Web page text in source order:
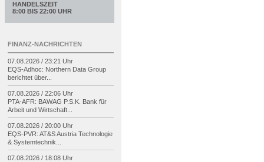
HANDELSZEIT
8:00 BIS 22:00 UHR
FINANZ-NACHRICHTEN
07.08.2026 / 23:21 Uhr
EQS-Adhoc: Northern Data Group
berichtet über...
07.08.2026 / 22:06 Uhr
PTA-AFR: BAWAG P.S.K. Bank für
Arbeit und Wirtschaft...
07.08.2026 / 20:00 Uhr
EQS-PVR: AT&S Austria Technologie
& Systemtechnik...
07.08.2026 / 18:08 Uhr